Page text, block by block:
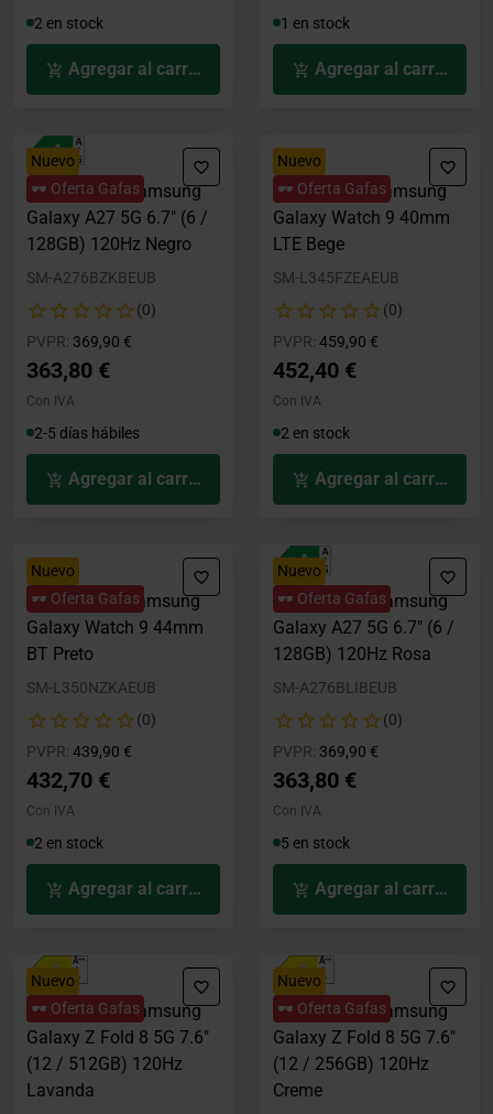
2 en stock
Agregar al carrito
1 en stock
Agregar al carrito
Nuevo
🕶️ Oferta Gafas
Smartphone Samsung
Galaxy A27 5G 6.7" (6 /
128GB) 120Hz Negro
SM-A276BZKBEUB
(0)
PVPR: Precio rebajado desde
369,90 €
363,80 €
Con IVA
2-5 días hábiles
Agregar al carrito
Nuevo
🕶️ Oferta Gafas
Smartwatch Samsung
Galaxy Watch 9 40mm
LTE Bege
SM-L345FZEAEUB
(0)
PVPR: Precio rebajado desde
459,90 €
452,40 €
Con IVA
2 en stock
Agregar al carrito
Nuevo
🕶️ Oferta Gafas
Smartwatch Samsung
Galaxy Watch 9 44mm
BT Preto
SM-L350NZKAEUB
(0)
PVPR: Precio rebajado desde
439,90 €
432,70 €
Con IVA
2 en stock
Agregar al carrito
Nuevo
🕶️ Oferta Gafas
Smartphone Samsung
Galaxy A27 5G 6.7" (6 /
128GB) 120Hz Rosa
SM-A276BLIBEUB
(0)
PVPR: Precio rebajado desde
369,90 €
363,80 €
Con IVA
5 en stock
Agregar al carrito
Nuevo
🕶️ Oferta Gafas
Smartphone Samsung
Galaxy Z Fold 8 5G 7.6"
(12 / 512GB) 120Hz
Lavanda
Nuevo
🕶️ Oferta Gafas
Smartphone Samsung
Galaxy Z Fold 8 5G 7.6"
(12 / 256GB) 120Hz
Creme